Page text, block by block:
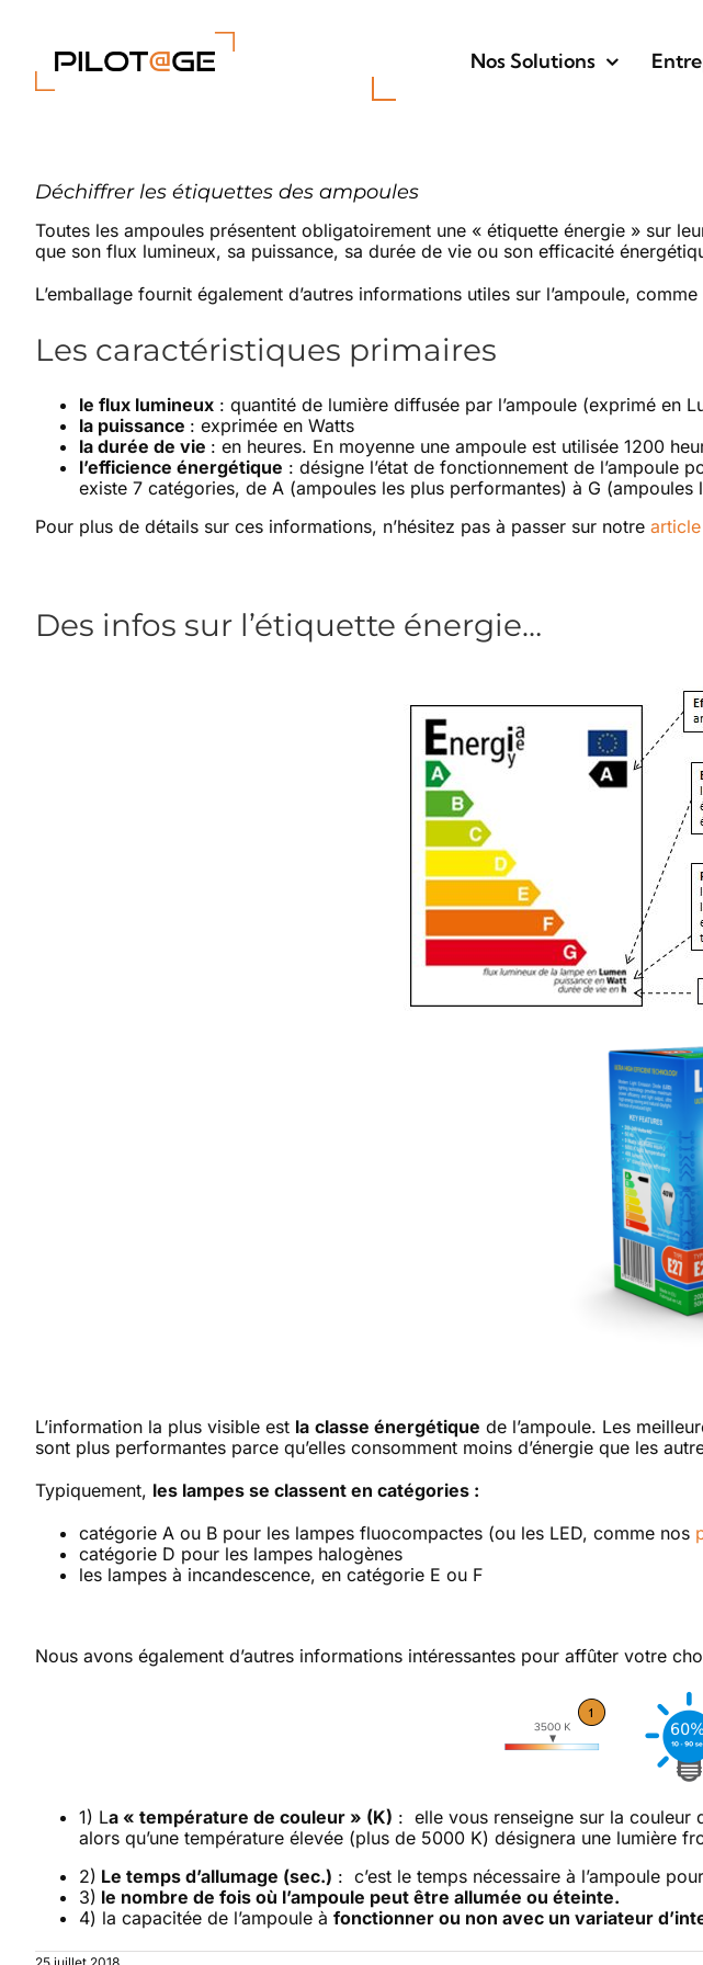
contenu
Nos Solutions
Déchiffrer les étiquettes des ampoules
Toutes les ampoules présentent obligatoirement une « étiquette énergie » sur
que son flux lumineux, sa puissance, sa durée de vie ou son efficacité
L’emballage fournit également d’autres informations utiles sur l’ampoule,
Les caractéristiques primaires
le flux lumineux : quantité de lumière diffusée par l’ampoule (exprimé en
la puissance : exprimée en Watts
la durée de vie : en heures. En moyenne une ampoule est utilisée 1200
l’efficience énergétique : désigne l’état de fonctionnement de l’ampoule
existe 7 catégories, de A (ampoules les plus performantes) à G (ampoules
Pour plus de détails sur ces informations, n’hésitez pas à passer sur notre article
Des infos sur l’étiquette énergie…
L’information la plus visible est la classe énergétique de l’ampoule. Les
sont plus performantes parce qu’elles consomment moins d’énergie que les
Typiquement, les lampes se classent en catégories :
catégorie A ou B pour les lampes fluocompactes (ou les LED, comme nos
catégorie D pour les lampes halogènes
les lampes à incandescence, en catégorie E ou F
Nous avons également d’autres informations intéressantes pour affûter votre
1) La « température de couleur » (K) : elle vous renseigne sur la couleur
alors qu’une température élevée (plus de 5000 K) désignera une lumière
2) Le temps d’allumage (sec.) : c’est le temps nécessaire à l’ampoule
3) le nombre de fois où l’ampoule peut être allumée ou éteinte.
4) la capacitée de l’ampoule à fonctionner ou non avec un variateur